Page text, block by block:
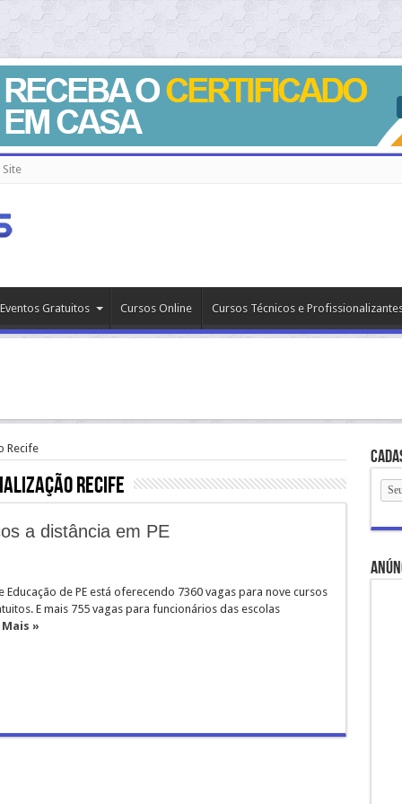
Gratuitos Cursos Online Cursos Técnicos e
Recife
Recife
a distância em PE
Educação de PE está oferecendo 7360 vagas para nove cursos
E mais 755 vagas para funcionários das escolas
»